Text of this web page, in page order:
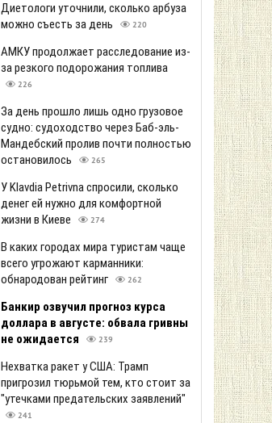
Диетологи уточнили, сколько арбуза
можно съесть за день
220
АМКУ продолжает расследование из-
за резкого подорожания топлива
226
За день прошло лишь одно грузовое
судно: судоходство через Баб-эль-
Мандебский пролив почти полностью
остановилось
265
У Klavdia Petrivna спросили, сколько
денег ей нужно для комфортной
жизни в Киеве
274
В каких городах мира туристам чаще
всего угрожают карманники:
обнародован рейтинг
262
Банкир озвучил прогноз курса
доллара в августе: обвала гривны
не ожидается
239
Нехватка ракет у США: Трамп
пригрозил тюрьмой тем, кто стоит за
"утечками предательских заявлений"
241